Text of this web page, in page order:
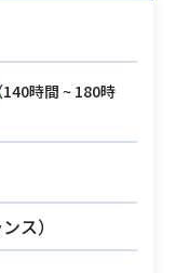
、ファネル、
ど）
140時間 ~ 180時
ス）